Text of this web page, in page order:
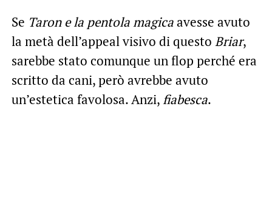
Se Taron e la pentola magicaavesse avuto
la metà dell’appeal visivo di questo Briar,
sarebbe stato comunque un flop perché era
scritto da cani, però avrebbe avuto
un’estetica favolosa. Anzi, fiabesca.